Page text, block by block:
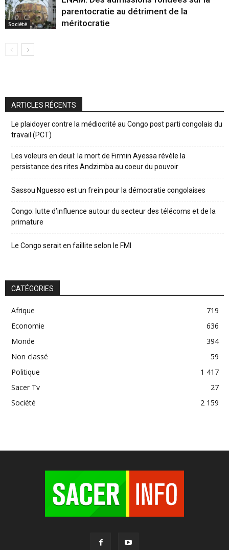
Société
parentocratie au détriment de la
méritocratie
ARTICLES RÉCENTS
Le plaidoyer contre la médiocrité au Congo post parti congolais du
travail (PCT)
Les voleurs en deuil: la mort de Firmin Ayessa révèle la
persistance des rites Andzimba au coeur du pouvoir
Sassou Nguesso est un frein pour la démocratie congolaises
Congo: lutte d’influence autour du secteur des télécoms et de la
primature
Le Congo serait en faillite selon le FMI
CATÉGORIES
Afrique
719
Economie
636
Monde
394
Non classé
59
Politique
1 417
Sacer Tv
27
Société
2 159